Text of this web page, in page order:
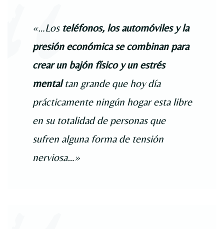
«…Los teléfonos, los automóviles y la
presión económica se combinan para
crear un bajón físico y un estrés
mentaltan grande que hoy día
prácticamente ningún hogar esta libre
en su totalidad de personas que
sufren alguna forma de tensión
nerviosa…»